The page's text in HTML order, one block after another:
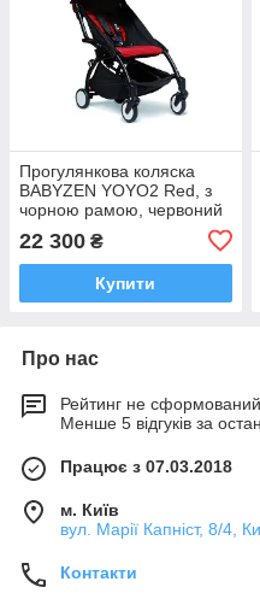
Прогулянкова коляска
BABYZEN YOYO2 Red, з
чорною рамою, червоний
(BZ10109-02/BZ10104-04)
22 300 ₴
Купити
Про нас
Рейтинг не сформований
Менше 5 відгуків за
Працює з 07.03.2018
м. Київ
вул. Марії Капніст, 8/4,
Контакти